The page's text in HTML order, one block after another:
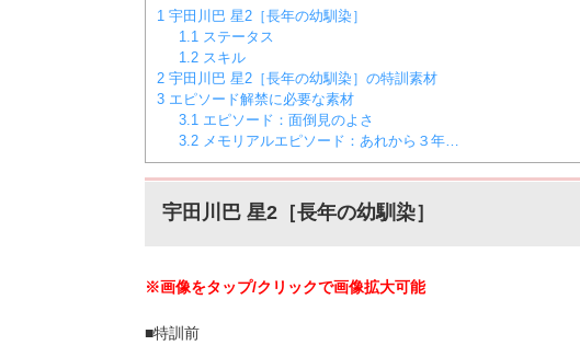
1 宇田川巴 星2［長年の幼馴染］
1.1ステータス
1.2スキル
2 宇田川巴 星2［長年の幼馴染］の特訓素材
3 エピソード解禁に必要な素材
3.1エピソード：面倒見のよさ
3.2メモリアルエピソード：あれから３年…
宇田川巴星2［長年の幼馴染］
※画像をタップ/クリックで画像拡大可能
■特訓前